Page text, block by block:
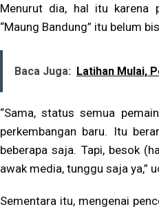
Menurut dia, hal itu karena
“Maung Bandung” itu belum
Baca Juga: Latihan Mulai,
“Sama, status semua
perkembangan baru. Itu
beberapa saja. Tapi, besok
awak media, tunggu saja ya,”
Sementara itu, mengenai